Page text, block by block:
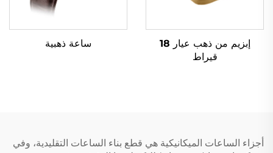
إبزيم من ذهب عيار 18
قيراط
ساعة ذهبية
أجزاء الساعات الميكانيكية هي قطع بناء الساعات التقليدية، وفي